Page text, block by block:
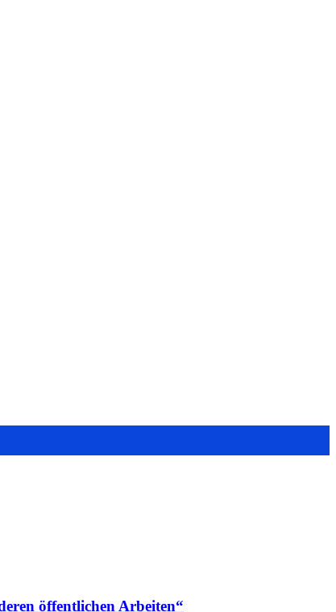
öffentlichen Arbeiten“